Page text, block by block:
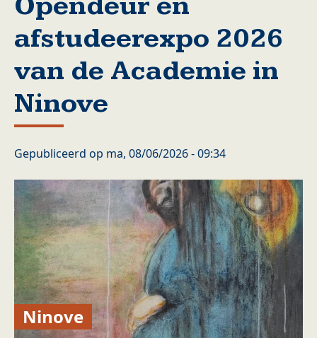
afstudeerexpo 2026
van de Academie in
Ninove
Gepubliceerd op ma, 08/06/2026 - 09:34
Ninove